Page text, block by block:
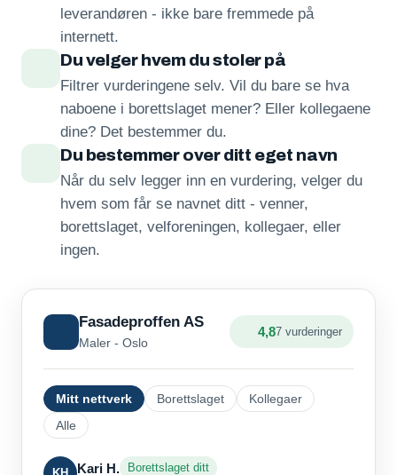
leverandøren - ikke bare fremmede på
internett.
Du velger hvem du stoler på
Filtrer vurderingene selv. Vil du bare se hva
naboene i borettslaget mener? Eller kollegaene
dine? Det bestemmer du.
Du bestemmer over ditt eget navn
Når du selv legger inn en vurdering, velger du
hvem som får se navnet ditt - venner,
borettslaget, velforeningen, kollegaer, eller
ingen.
Fasadeproffen AS
Maler - Oslo
4,87 vurderinger
Mitt nettverk Borettslaget
Kollegaer
Alle
Kari H. Borettslaget ditt